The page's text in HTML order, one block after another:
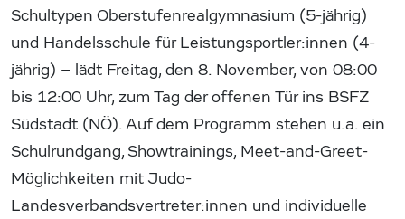
Schultypen Oberstufenrealgymnasium (5-jährig)
und Handelsschule für Leistungsportler:innen (4-
jährig) – lädt Freitag, den 8. November, von 08:00
bis 12:00 Uhr, zum Tag der offenen Tür ins BSFZ
Südstadt (NÖ). Auf dem Programm stehen u.a. ein
Schulrundgang, Showtrainings, Meet-and-Greet-
Möglichkeiten mit Judo-
Landesverbandsvertreter:innen und individuelle